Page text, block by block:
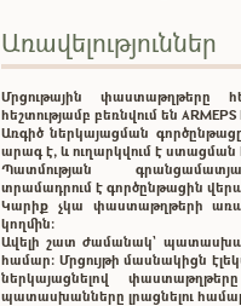
Առավելություններ
Մրցութային փաստաթղթերը
հեշտությամբ բեռնվում են
Առգիծ ներկայացման
արագ է, և ուղարկվում է
Պատմության
տրամադրում է գործընթացին
Կարիք չկա փաստաթղթերի
կողմին:
Ավելի շատ ժամանակ`
համար: Մրցույթի մասնակիցն
ներկայացնելով
պատասխանները լրացնելու